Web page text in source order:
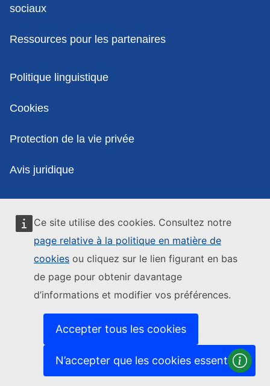
Ce site utilise des cookies. Consultez notre
page relative à la politique en matière de
cookies ou cliquez sur le lien figurant en bas
de page pour obtenir davantage
d’informations et modifier vos préférences.
Accepter tous les cookies
N’accepter que les cookies essentiels
sociaux
Ressources pour les partenaires
Politiques
Politique linguistique
Cookies
Protection de la vie privée
Avis juridique